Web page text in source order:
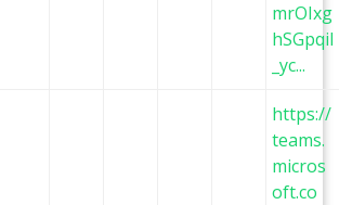
mrOIxg
hSGpqil
_yc...
https://
teams.
micros
oft.co